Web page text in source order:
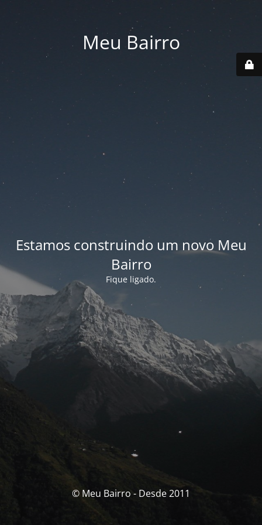
Meu Bairro
Estamos construindo um novo Meu
Bairro
Fique ligado.
© Meu Bairro - Desde 2011